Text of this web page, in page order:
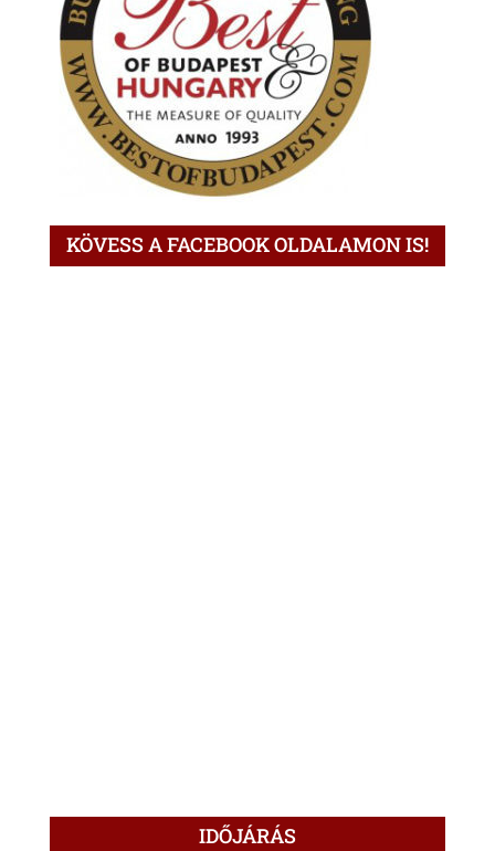
KÖVESS A FACEBOOK OLDALAMON IS!
IDŐJÁRÁS